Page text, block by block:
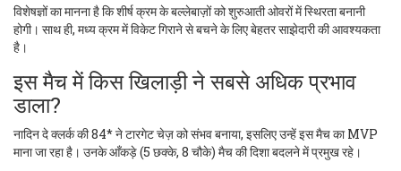
विशेषज्ञों का मानना है कि शीर्ष क्रम के बल्लेबाज़ों को शुरुआती ओवरों में स्थिरता बनानी
होगी। साथ ही, मध्य क्रम में विकेट गिराने से बचने के लिए बेहतर साझेदारी की आवश्यकता
है।
इस मैच में किस खिलाड़ी ने सबसे अधिक प्रभाव
डाला?
नादिन दे क्लर्क की 84* ने टारगेट चेज़ को संभव बनाया, इसलिए उन्हें इस मैच का MVP
माना जा रहा है। उनके आँकड़े (5 छक्के, 8 चौके) मैच की दिशा बदलने में प्रमुख रहे।